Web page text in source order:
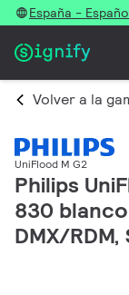
España -
Volver a la
UniFlood M G2
Philips
830
DMX/